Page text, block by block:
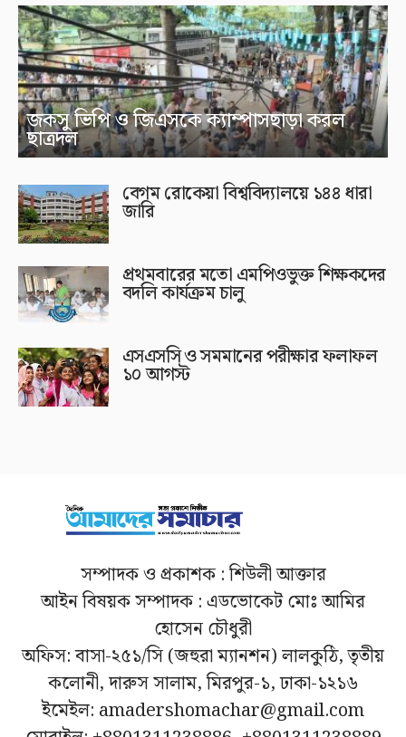
জকসু ভিপি ও জিএসকে ক্যাম্পাসছাড়া করল
ছাত্রদল
বেগম রোকেয়া বিশ্ববিদ্যালয়ে ১৪৪ ধারা
জারি
প্রথমবারের মতো এমপিওভুক্ত শিক্ষকদের
বদলি কার্যক্রম চালু
এসএসসি ও সমমানের পরীক্ষার ফলাফল
১০ আগস্ট
সম্পাদক ও প্রকাশক : শিউলী আক্তার
আইন বিষয়ক সম্পাদক : এডভোকেট মোঃ আমির
হোসেন চৌধুরী
অফিস: বাসা-২৫১/সি (জহুরা ম্যানশন) লালকুঠি, তৃতীয়
কলোনী, দারুস সালাম, মিরপুর-১, ঢাকা-১২১৬
ইমেইল: amadershomachar@gmail.com